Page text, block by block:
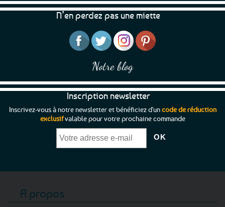
N’en perdez pas une miette
Notre blog
Inscription newsletter
Inscrivez-vous à notre newsletter et bénéficiez d'uncode de réduction
exclusifvalable pour votre prochaine commande
A propos